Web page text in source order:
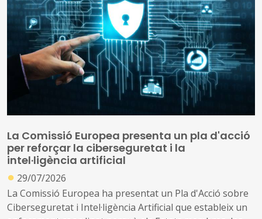
La Comissió Europea presenta un pla d'acció
per reforçar la ciberseguretat i la
intel·ligència artificial
● 29/07/2026
La Comissió Europea ha presentat un Pla d'Acció sobre
Ciberseguretat i Intel·ligència Artificial que estableix un